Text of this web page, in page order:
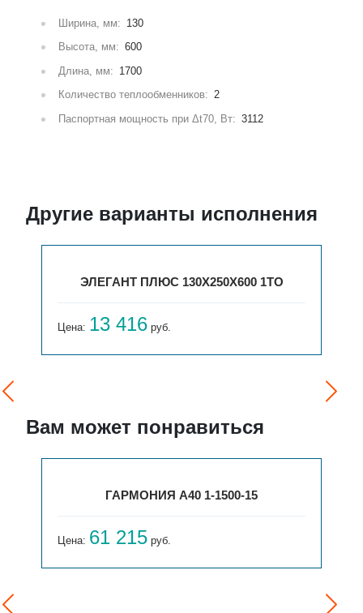
Ширина, мм: 130
Высота, мм: 600
Длина, мм: 1700
Количество теплообменников: 2
Паспортная мощность при Δt70, Вт: 3112
Другие варианты исполнения
ЭЛЕГАНТ ПЛЮС 130X250X600 1ТО
Цена: 13 416 руб.
Вам может понравиться
ГАРМОНИЯ А40 1-1500-15
Цена: 61 215 руб.